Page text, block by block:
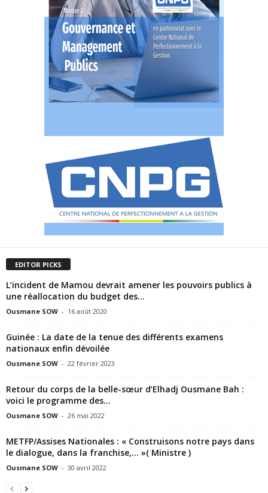
EDITOR PICKS
L’incident de Mamou devrait amener les pouvoirs publics à
une réallocation du budget des...
Ousmane SOW - 16 août 2020
Guinée : La date de la tenue des différents examens
nationaux enfin dévoilée
Ousmane SOW - 22 février 2023
Retour du corps de la belle-sœur d’Elhadj Ousmane Bah :
voici le programme des...
Ousmane SOW - 26 mai 2022
METFP/Assises Nationales : « Construisons notre pays dans
le dialogue, dans la franchise,… »( Ministre )
Ousmane SOW - 30 avril 2022